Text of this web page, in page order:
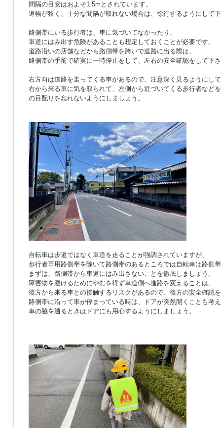
間隔の目安はおよそ1.5mとされています。
道幅が狭く、十分な間隔が取れない場合は、徐行するようにして
路側帯にいる歩行者は、車に気づいてなかったり、
車道にはみ出す危険があることも想定しておくことが必要です。
道路沿いの店舗などから路側帯を跨いで道路に出る際は、
路側帯の手前で確実に一時停止をして、左右の安全確認をして下
右方向は道路を走ってくる車があるので、注意深く見るようにし
右から来る車に気を取られて、左側から近づいてくる歩行者など
の目配りを忘れないようにしましょう。
自転車は歩道ではなく車道を走ることが強調されていますが、
歩行者専用路側帯を除いて路側帯のあるところでは自転車は路側
まずは、路側帯から車道にはみ出さないことを徹底しましょう。
障害物を避けるためにやむを得ず車道側へ進路を変えることは、
後方から来る車との接触するリスクがあるので、後方の安全確認
路側帯に沿って車が停まっている時は、ドアが突然開くことも考
車の脇を通るときはドアにも用心するようにしましょう。